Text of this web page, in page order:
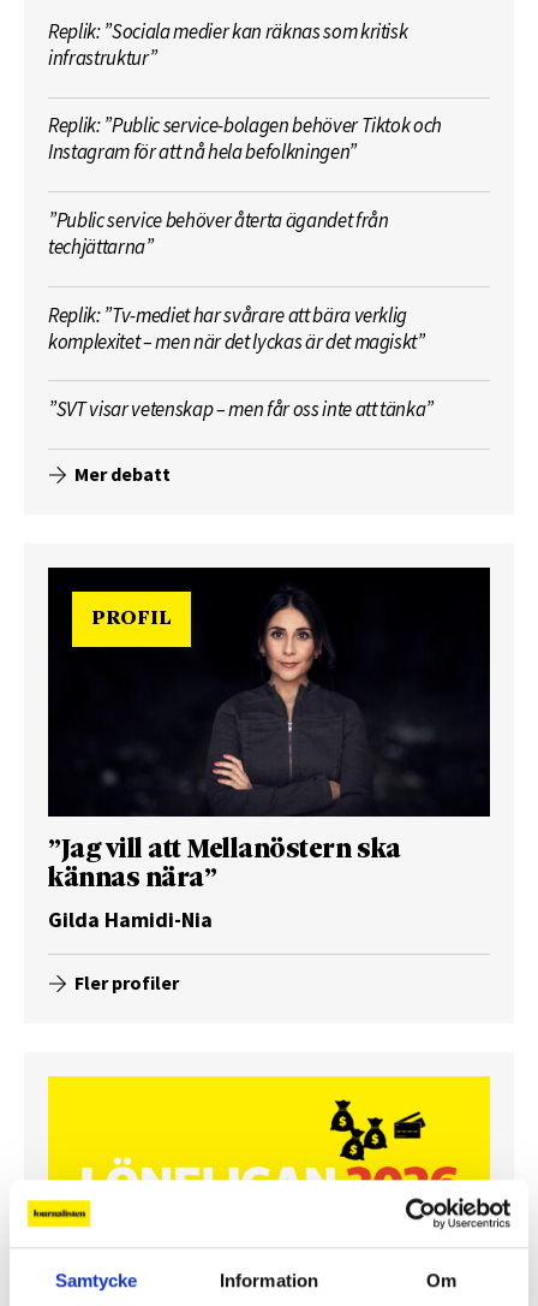
Samtycke Information Om
Replik: ”Sociala medier kan räknas som kritisk
infrastruktur”
Replik: ”Public service-bolagen behöver Tiktok och
Instagram för att nå hela befolkningen”
”Public service behöver återta ägandet från
techjättarna”
Replik: ”Tv-mediet har svårare att bära verklig
komplexitet – men när det lyckas är det magiskt”
”SVT visar vetenskap – men får oss inte att tänka”
Mer debatt
PROFIL
”Jag vill att Mellanöstern ska
kännas nära”
Gilda Hamidi-Nia
Fler profiler